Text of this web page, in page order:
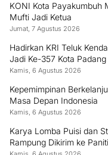
KONI Kota Payakumbuh
Mufti Jadi Ketua
Jumat, 7 Agustus 2026
Hadirkan KRI Teluk
Jadi Ke-357 Kota Padang
Kamis, 6 Agustus 2026
Kepemimpinan
Masa Depan Indonesia
Kamis, 6 Agustus 2026
Karya Lomba Puisi dan
Rampung Dikirim ke